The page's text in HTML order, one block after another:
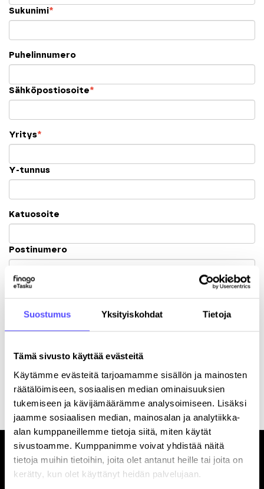
Suostumus Yksityiskohdat Tietoja
Tämä sivusto käyttää evästeitä
Käytämme evästeitä tarjoamamme sisällön ja mainosten
räätälöimiseen, sosiaalisen median ominaisuuksien
tukemiseen ja kävijämäärämme analysoimiseen. Lisäksi
jaamme sosiaalisen median, mainosalan ja analytiikka-
alan kumppaneillemme tietoja siitä, miten käytät
sivustoamme. Kumppanimme voivat yhdistää näitä
tietoja muihin tietoihin, joita olet antanut heille tai joita on
kerätty, kun olet käyttänyt heidän palvelujaan.
Sukunimi*
Puhelinnumero
Sähköpostiosoite*
Yritys*
Y-tunnus
Katuosoite
Postinumero
Kaupunki
Rekisteröitymällä hyväksyt palvelunkäyttöehdot.